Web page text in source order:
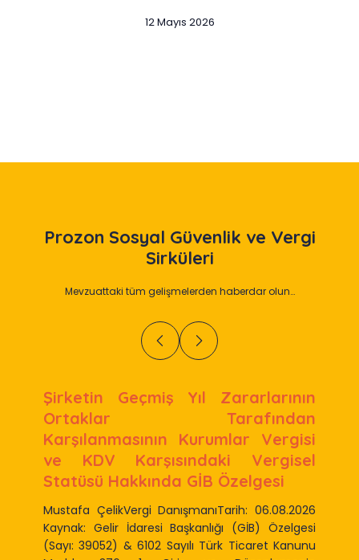
12 Mayıs 2026
Prozon Sosyal Güvenlik ve Vergi
Sirküleri
Mevzuattaki tüm gelişmelerden haberdar olun…
Şirketin Geçmiş Yıl Zararlarının
Ortaklar Tarafından
Karşılanmasının Kurumlar Vergisi
ve KDV Karşısındaki Vergisel
Statüsü Hakkında GİB Özelgesi
Mustafa ÇelikVergi DanışmanıTarih: 06.08.2026
Kaynak: Gelir İdaresi Başkanlığı (GİB) Özelgesi
(Sayı: 39052) & 6102 Sayılı Türk Ticaret Kanunu